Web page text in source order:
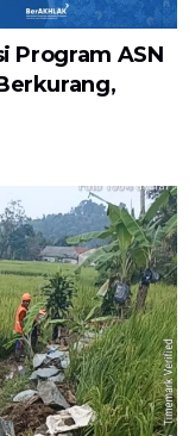
Program ASN